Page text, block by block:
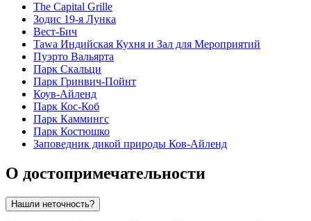
The Capital Grille
Зодис 19-я Лунка
Вест-Бич
Tawa Индийская Кухня и Зал для Мероприятий
Пуэрто Вальярта
Парк Скальци
Парк Гринвич-Пойнт
Коув-Айленд
Парк Кос-Коб
Парк Каммингс
Парк Костюшко
Заповедник дикой природы Ков-Айленд
О достопримечательности
Нашли неточность?